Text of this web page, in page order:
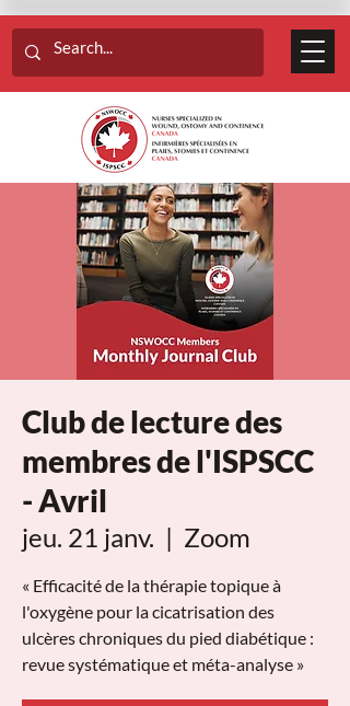
Club de lecture des
membres de l'ISPSCC
- Avril
jeu. 21 janv.
  |
Zoom
« Efficacité de la thérapie topique à
l'oxygène pour la cicatrisation des
ulcères chroniques du pied diabétique :
revue systématique et méta-analyse »